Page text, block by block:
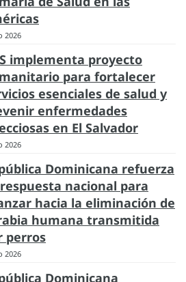
2026
implementa proyecto
para fortalecer
esenciales de salud y
enfermedades
en El Salvador
2026
Dominicana refuerza
nacional para
hacia la eliminación de
humana transmitida
perros
2026
Dominicana